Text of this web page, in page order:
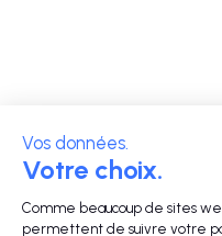
Vos données.
Votre choix.
Comme beaucoup de sites
permettent de suivre votre